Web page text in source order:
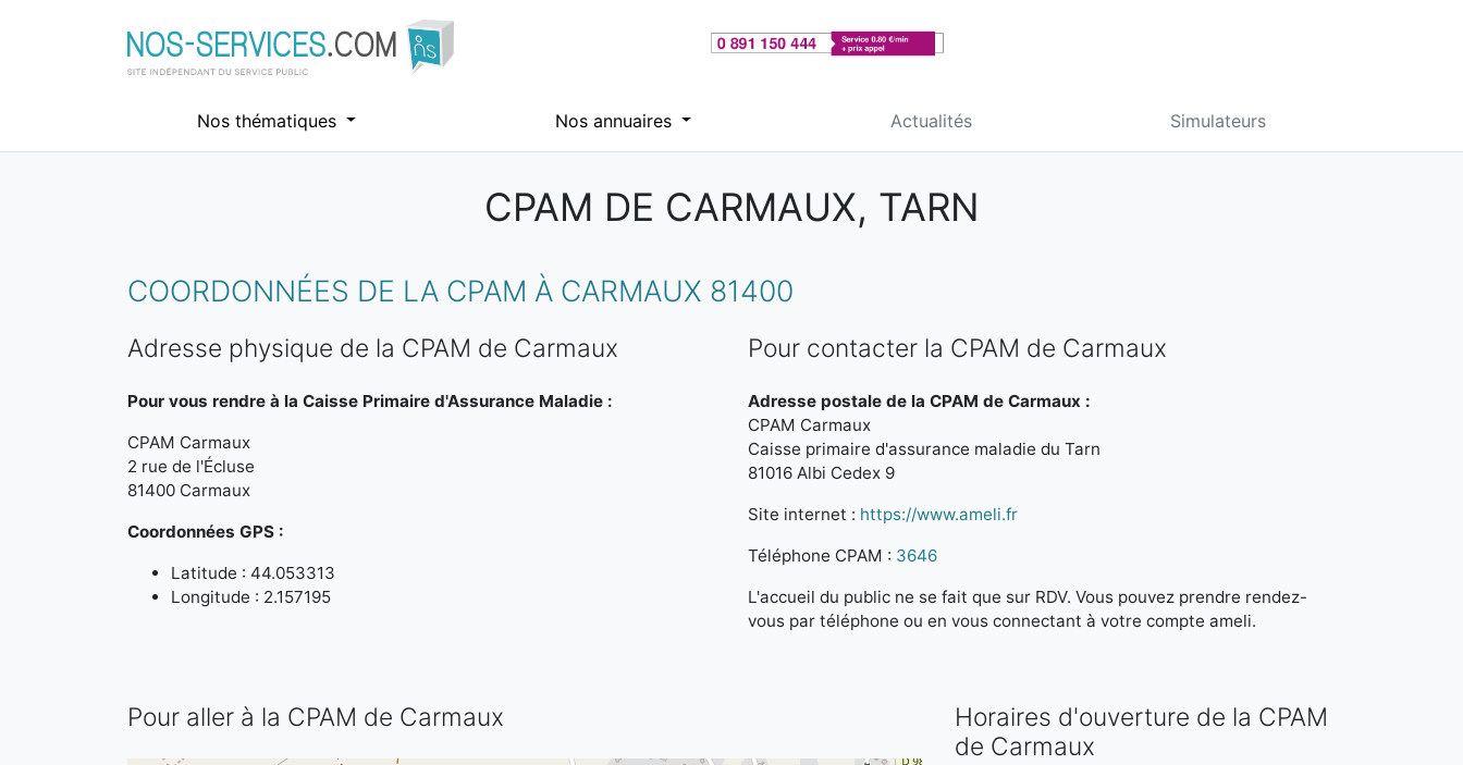
Nos thématiques Nos annuaires Actualités Simulateurs
CPAM DE CARMAUX, TARN
COORDONNÉES DE LA CPAM À CARMAUX 81400
Adresse physique de la CPAM de Carmaux
Pour vous rendre à la Caisse Primaire d'Assurance Maladie :
CPAM Carmaux
2 rue de l'Écluse
81400 Carmaux
Coordonnées GPS :
Latitude : 44.053313
Longitude : 2.157195
Pour contacter la CPAM de Carmaux
Adresse postale de la CPAM de Carmaux :
CPAM Carmaux
Caisse primaire d'assurance maladie du Tarn
81016 Albi Cedex 9
Site internet : https://www.ameli.fr
Téléphone CPAM : 3646
L'accueil du public ne se fait que sur RDV. Vous pouvez prendre rendez-
vous par téléphone ou en vous connectant à votre compte ameli.
Pour aller à la CPAM de Carmaux
Horaires d'ouverture de la CPAM
de Carmaux